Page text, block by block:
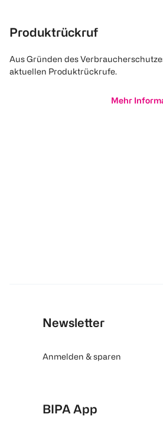
Produktrückruf
Aus Gründen des
aktuellen Produktrückrufe.
Mehr
Newsletter
Anmelden & sparen
BIPA App